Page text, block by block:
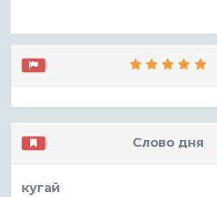
Слово дня
кугай